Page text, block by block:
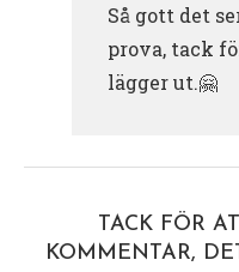
Så gott det
prova, tack
lägger ut.🤗
TACK FÖR
KOMMENTAR,